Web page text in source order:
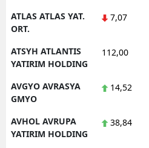
ATLAS ATLAS YAT.
ORT.
7,07
ATSYH ATLANTIS
YATIRIM HOLDING
112,00
AVGYO AVRASYA
GMYO
14,52
AVHOL AVRUPA
YATIRIM HOLDING
38,84